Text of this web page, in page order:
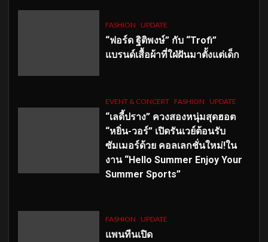
FASHION UPDATE
“ฟอร์ด ฐิติพงษ์” กับ “Trofi”
แบรนด์เสื้อผ้าที่ใฝ่ฝันมาตั้งแต่เด็ก
EVENT & CONCERT FASHION UPDATE
“เลดี้ปราง” ควงสองหนุ่มสุดฮอต
“หยิ่น-วอร์” เปิดรันเวย์ต้อนรับ
ซัมเมอร์ด้วย คอลเลกชั่นใหม่!ใน
งาน “Hello Summer Enjoy Your
Summer Sports”
FASHION UPDATE
แพนทีนเปิด